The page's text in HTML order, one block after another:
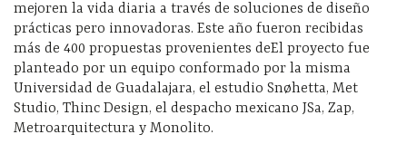
mejoren la vida diaria a través de soluciones de diseño
prácticas pero innovadoras. Este año fueron recibidas
más de 400 propuestas provenientes deEl proyecto fue
planteado por un equipo conformado por la misma
Universidad de Guadalajara, el estudio Snøhetta, Met
Studio, Thinc Design, el despacho mexicano JSa, Zap,
Metroarquitectura y Monolito.